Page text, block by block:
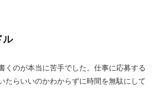
ル
のが本当に苦手でした。仕事に応募する
たらいいのかわからずに時間を無駄にして